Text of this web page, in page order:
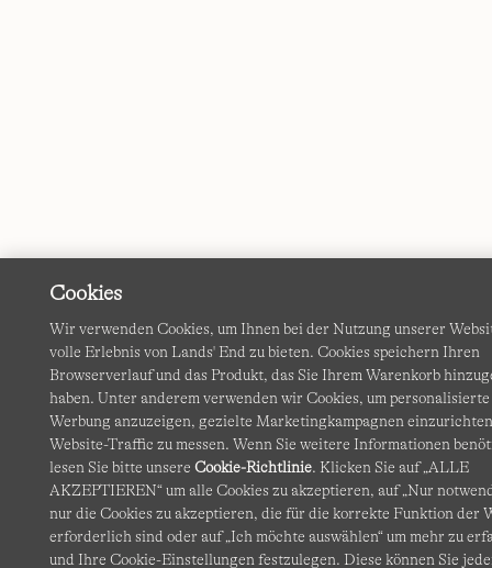
Cookies
Wir verwenden Cookies, um Ihnen bei der Nutzung unserer
volle Erlebnis von Lands' End zu bieten. Cookies speichern Ihren
Browserverlauf und das Produkt, das Sie Ihrem Warenkorb
haben. Unter anderem verwenden wir Cookies, um personalisierte
Werbung anzuzeigen, gezielte Marketingkampagnen
Website-Traffic zu messen. Wenn Sie weitere Informationen
lesen Sie bitte unsere Cookie-Richtlinie. Klicken Sie auf „ALLE
AKZEPTIEREN“ um alle Cookies zu akzeptieren, auf „Nur
nur die Cookies zu akzeptieren, die für die korrekte Funktion der
erforderlich sind oder auf „Ich möchte auswählen“ um mehr zu
und Ihre Cookie-Einstellungen festzulegen. Diese können Sie